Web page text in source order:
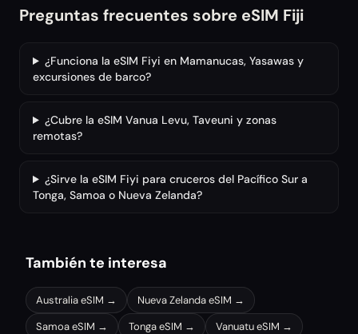
Preguntas frecuentes sobre eSIM Fiji
¿Funciona la eSIM Fiyi en Mamanucas, Yasawas y
excursiones de barco?
¿Cubre la eSIM Vanua Levu, Taveuni y zonas
remotas?
¿Sirve la eSIM Fiyi para cruceros del Pacífico Sur a
Tonga, Samoa o Nueva Zelanda?
También te interesa
AustraliaeSIM → Nueva ZelandaeSIM →
SamoaeSIM → TongaeSIM → VanuatueSIM →